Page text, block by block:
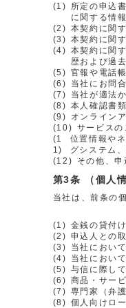
(1)
所定の申込
に関する情
(2) 本契約に関
(3) 本契約に関
(4) 本契約に関
歴および過
(5) 官報や電話
(6)
当社にお問
(7)
当社が適法
(8) 本人確認書
(9)
オンライン
(10) サービスの
(1
1)
位置情報や
グシステム
(12)
その他、
（個人
当社は、前条の
(1) 金銭の貸付
(2) 申込人との
(3)
当社におい
(4)
当社におい
(5) 与信に際し
(6) 商品・サー
(7) 専門家（弁
(8) 個人向けロ